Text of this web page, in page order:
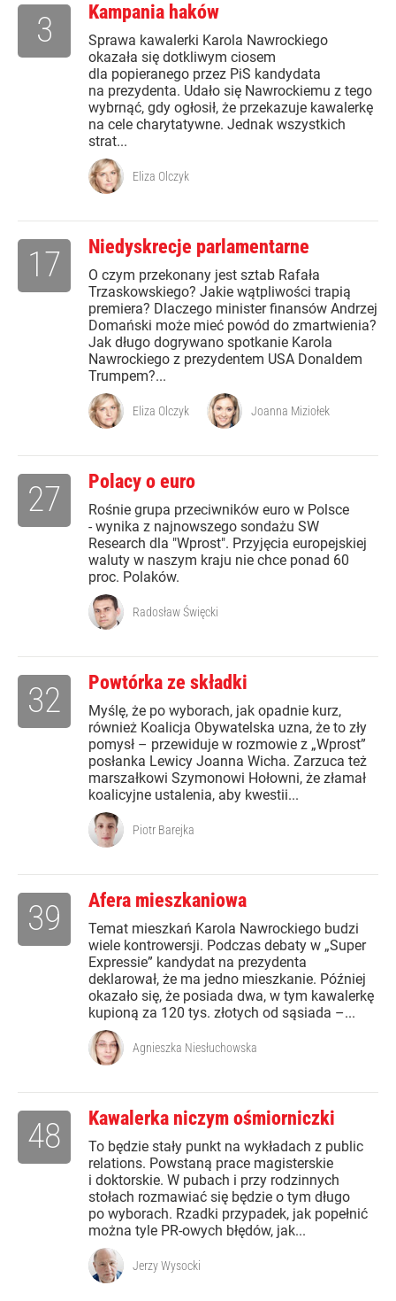
Kampania haków
Sprawa kawalerki Karola Nawrockiego
okazała się dotkliwym ciosem
dla popieranego przez PiS kandydata
na prezydenta. Udało się Nawrockiemu z tego
wybrnąć, gdy ogłosił, że przekazuje kawalerkę
na cele charytatywne. Jednak wszystkich
strat...
3
Eliza Olczyk
Niedyskrecje parlamentarne
O czym przekonany jest sztab Rafała
Trzaskowskiego? Jakie wątpliwości trapią
premiera? Dlaczego minister finansów Andrzej
Domański może mieć powód do zmartwienia?
Jak długo dogrywano spotkanie Karola
Nawrockiego z prezydentem USA Donaldem
Trumpem?...
17
Eliza Olczyk Joanna Miziołek
Polacy o euro
Rośnie grupa przeciwników euro w Polsce
- wynika z najnowszego sondażu SW
Research dla "Wprost". Przyjęcia europejskiej
waluty w naszym kraju nie chce ponad 60
proc. Polaków.
27
Radosław Święcki
Powtórka ze składki
Myślę, że po wyborach, jak opadnie kurz,
również Koalicja Obywatelska uzna, że to zły
pomysł – przewiduje w rozmowie z „Wprost”
posłanka Lewicy Joanna Wicha. Zarzuca też
marszałkowi Szymonowi Hołowni, że złamał
koalicyjne ustalenia, aby kwestii...
32
Piotr Barejka
Afera mieszkaniowa
Temat mieszkań Karola Nawrockiego budzi
wiele kontrowersji. Podczas debaty w „Super
Expressie” kandydat na prezydenta
deklarował, że ma jedno mieszkanie. Później
okazało się, że posiada dwa, w tym kawalerkę
kupioną za 120 tys. złotych od sąsiada –...
39
Agnieszka Niesłuchowska
Kawalerka niczym ośmiorniczki
To będzie stały punkt na wykładach z public
relations. Powstaną prace magisterskie
i doktorskie. W pubach i przy rodzinnych
stołach rozmawiać się będzie o tym długo
po wyborach. Rzadki przypadek, jak popełnić
można tyle PR-owych błędów, jak...
48
Jerzy Wysocki